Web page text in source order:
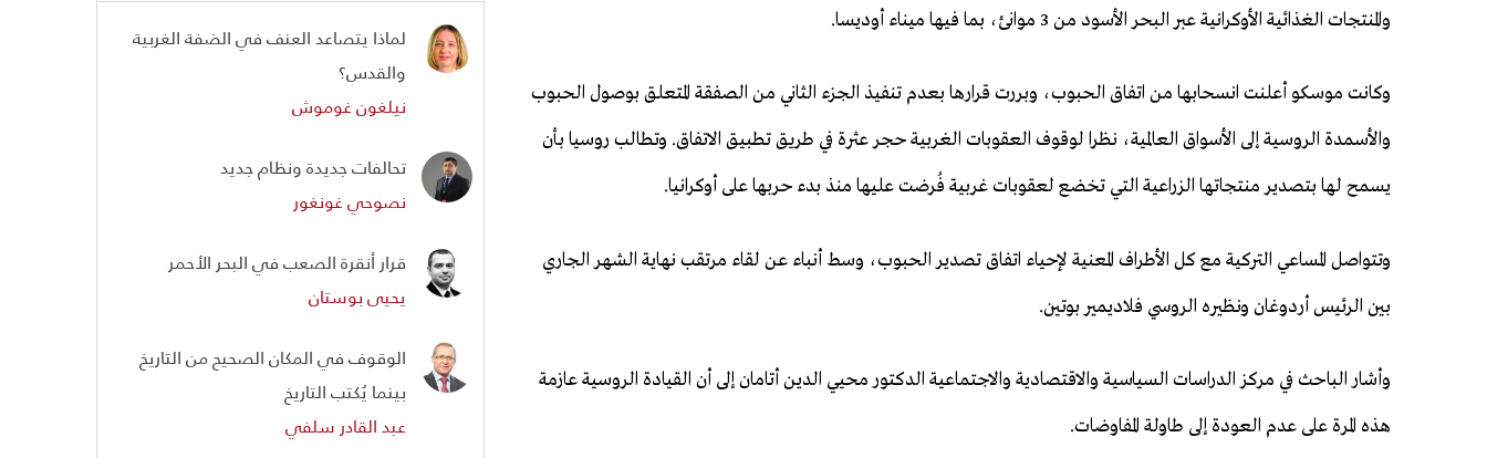
والمنتجات الغذائية الأوكرانية عبر البحر الأسود من 3 موانئ، بما فيها ميناء أوديسا. ​​​​​​​
وكانت موسكو أعلنت انسحابها من اتفاق الحبوب، وبررت قرارها بعدم تنفيذ الجزء الثاني من الصفقة المتعلق بوصول الحبوب
والأسمدة الروسية إلى الأسواق العالمية، نظرا لوقوف العقوبات الغربية حجر عثرة في طريق تطبيق الاتفاق. وتطالب روسيا بأن
يسمح لها بتصدير منتجاتها الزراعية التي تخضع لعقوبات غربية فُرضت عليها منذ بدء حربها على أوكرانيا.
وتتواصل المساعي التركية مع كل الأطراف المعنية لإحياء اتفاق تصدير الحبوب، وسط أنباء عن لقاء مرتقب نهاية الشهر الجاري
بين الرئيس أردوغان ونظيره الروسي فلاديمير بوتين.
وأشار الباحث في مركز الدراسات السياسية والاقتصادية والاجتماعية الدكتور محيي الدين أتامان إلى أن القيادة الروسية عازمة
هذه المرة على عدم العودة إلى طاولة المفاوضات.
لماذا يتصاعد العنف في الضفة الغربية
والقدس؟
نيلغون غوموش
تحالفات جديدة ونظام جديد
نصوحي غونغور
قرار أنقرة الصعب في البحر الأحمر
يحيى بوستان
الوقوف في المكان الصحيح من التاريخ
بينما يُكتب التاريخ
عبد القادر سلفي